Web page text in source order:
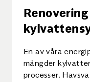
En av våra
mängder
processer.